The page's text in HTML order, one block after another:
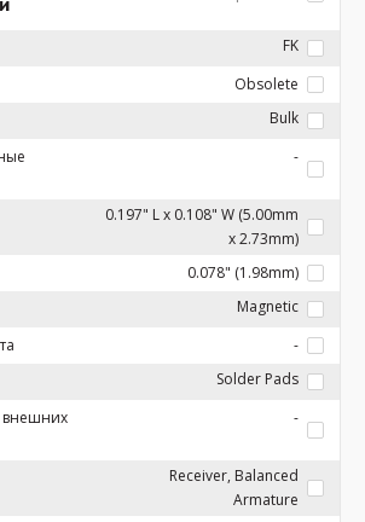
FK
Obsolete
Bulk
-
0.197" L x 0.108" W (5.00mm
x 2.73mm)
0.078" (1.98mm)
Magnetic
-
Solder Pads
внешних
-
Receiver, Balanced
Armature